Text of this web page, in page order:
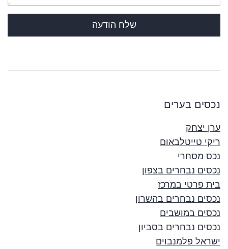
נכסים בערים
ערן יצחק
ריקי טייטלבאום
נכס מסחרי
נכסים נבחרים בצפון
בית פרטי במרכז
נכסים נבחרים בהשרון
נכסים במושבים
נכסים נבחרים בסביון
ישראל פלמנבוים